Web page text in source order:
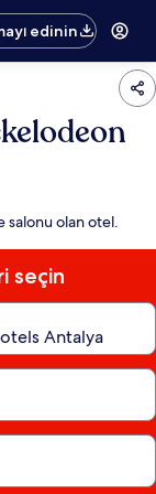
edinin
salonu olan otel.
seçin